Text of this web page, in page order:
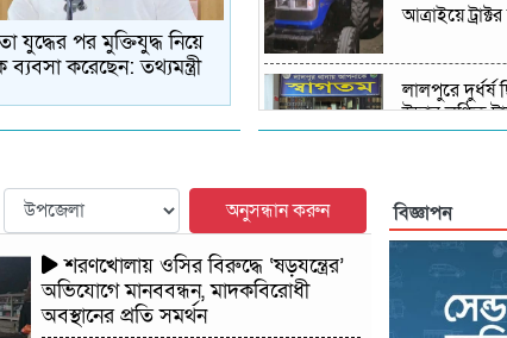
যুদ্ধের পর মুক্তিযুদ্ধ নিয়ে
করেছেন: তথ্যমন্ত্রী
আত্রাইয়ে
লালপুরে দুর্ধর্ষ
উদ্ধার লুণ্ঠিত
মৌজায়
হালুয়াঘাট-
শাখার
সচিবের পরিদর্শন
অনুসন্ধান করুন
শরণখোলায় ওসির বিরুদ্ধে ‘ষড়যন্ত্রের’
অভিযোগে মানববন্ধন, মাদকবিরোধী
অবস্থানের প্রতি সমর্থন
বিজ্ঞাপন